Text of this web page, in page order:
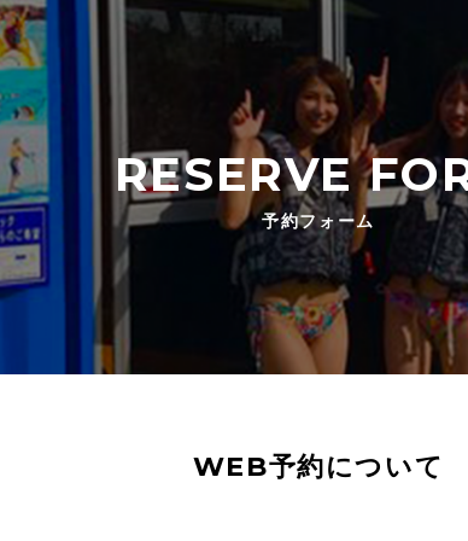
RESERVE
予約フォーム
WEB予約について